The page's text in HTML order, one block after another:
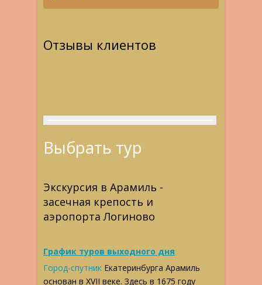
Отзывы клиентов
Выбрать тур
Экскурсия в Арамиль -
засечная крепость и
аэропорта Логиново
График туров выходного дня
Город-спутник Екатеринбурга Арамиль
основан в XVII веке. Здесь в 1675 году